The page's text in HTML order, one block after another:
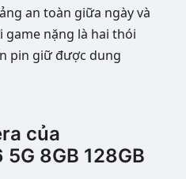
an toàn giữa ngày và
game nặng là hai thói
pin giữ được dung
của
5G 8GB 128GB